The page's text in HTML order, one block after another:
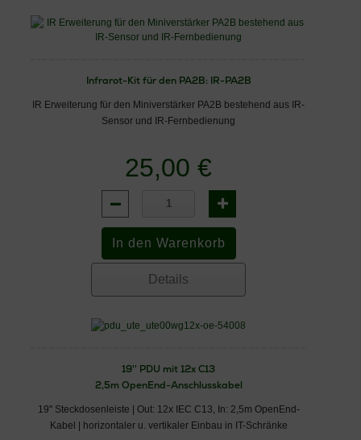
Infrarot-Kit für den PA2B: IR-PA2B
IR Erweiterung für den Miniverstärker PA2B bestehend aus IR-
Sensor und IR-Fernbedienung
25,00 €
Details
19'' PDU mit 12x C13
2,5m OpenEnd-Anschlusskabel
19'' Steckdosenleiste | Out: 12x IEC C13, In: 2,5m OpenEnd-
Kabel | horizontaler u. vertikaler Einbau in IT-Schränke